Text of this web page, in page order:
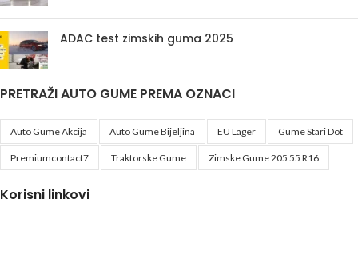
ADAC test zimskih guma 2025
PRETRAŽI AUTO GUME PREMA OZNACI
Auto Gume Akcija Auto Gume Bijeljina EU Lager Gume Stari Dot
Premiumcontact7 Traktorske Gume Zimske Gume 205 55 R16
Korisni linkovi